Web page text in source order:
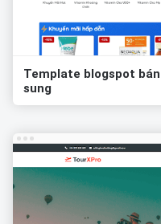
Template blogspot
sung